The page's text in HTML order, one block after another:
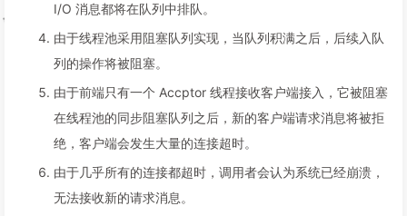
I/O 消息都将在队列中排队。
由于线程池采用阻塞队列实现，当队列积满之后，后续入队
列的操作将被阻塞。
由于前端只有一个 Accptor 线程接收客户端接入，它被阻塞
在线程池的同步阻塞队列之后，新的客户端请求消息将被拒
绝，客户端会发生大量的连接超时。
由于几乎所有的连接都超时，调用者会认为系统已经崩溃，
无法接收新的请求消息。